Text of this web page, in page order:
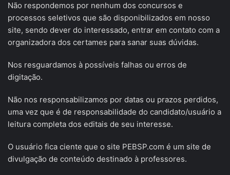
Não respondemos por nenhum dos concursos e
processos seletivos que são disponibilizados em nosso
site, sendo dever do interessado, entrar em contato com a
organizadora dos certames para sanar suas dúvidas.
Nos resguardamos à possíveis falhas ou erros de
digitação.
Não nos responsabilizamos por datas ou prazos perdidos,
uma vez que é de responsabilidade do candidato/usuário a
leitura completa dos editais de seu interesse.
O usuário fica ciente que o site PEBSP.com é um site de
divulgação de conteúdo destinado à professores.